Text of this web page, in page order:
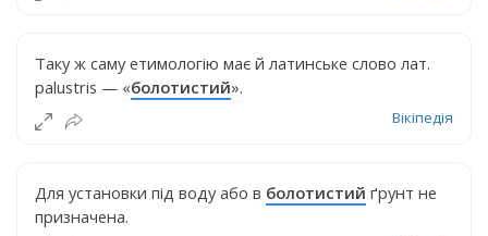
Таку ж саму етимологію має й латинське слово лат.
palustris — «болотистий».
Вікіпедія
Для установки під воду або в болотистий ґрунт не
призначена.